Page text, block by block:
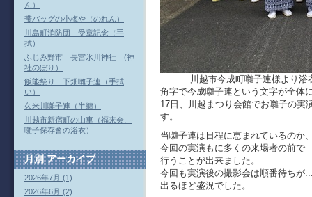
川越市今成町囃子連様より浴衣
角字で今成囃子連という文字が全体
17日、川越まつり会館でお囃子の実
す。
当囃子連は日程に恵まれているのか
今回の実演もに多くの来場者の前で
行うことが出来ました。
今回も実演後の撮影会は順番待ちが
出るほど盛況でした。
ん）
帯バッグの小梅や（のれん）
川島町消防団 受章記念（手
拭）
ふじみ野市 長宮氷川神社 (神
社のぼり）
飯能祭り 下畑囃子連（手拭
い）
久米川囃子連（半纏）
川越市新宿町の山車（福来会、
囃子保存會の浴衣）
月別アーカイブ
2026年7月 (1)
2026年6月 (2)